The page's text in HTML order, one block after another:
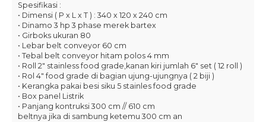
Spesifikasi :
• Dimensi ( P x L x T ) : 340 x 120 x 240 cm
• Dinamo 3 hp 3 phase merek bartex
• Girboks ukuran 80
• Lebar belt conveyor 60 cm
• Tebal belt conveyor hitam polos 4 mm
• Roll 2″ stainless food grade,kanan kiri jumlah 6″ set ( 12 roll )
• Rol 4″ food grade di bagian ujung-ujungnya ( 2 biji )
• Kerangka pakai besi siku 5 stainles food grade
• Box panel Listrik
• Panjang kontruksi 300 cm // 610 cm
beltnya jika di sambung ketemu 300 cm an